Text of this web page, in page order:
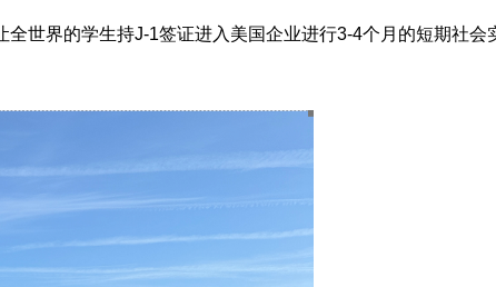
世界的学生持J-1签证进入美国企业进行3-4个月的短期社会